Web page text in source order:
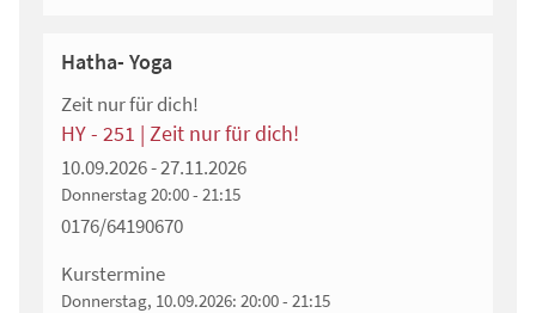
Hatha- Yoga
Zeit nur für dich!
HY - 251 | Zeit nur für dich!
10.09.2026 - 27.11.2026
Donnerstag20:00 - 21:15
0176/64190670
Kurstermine
Donnerstag, 10.09.2026: 20:00 - 21:15